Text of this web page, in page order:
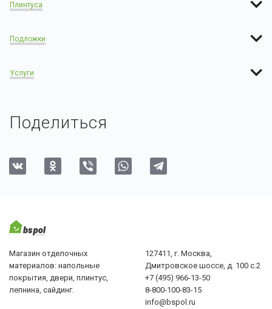
Плинтуса
Подложки
Услуги
Поделиться
Магазин отделочных
материалов: напольные
покрытия, двери, плинтус,
лепнина, сайдинг.
127411, г. Москва,
Дмитровское шоссе, д. 100 с.2
+7 (495) 966-13-50
8-800-100-83-15
info@bspol.ru